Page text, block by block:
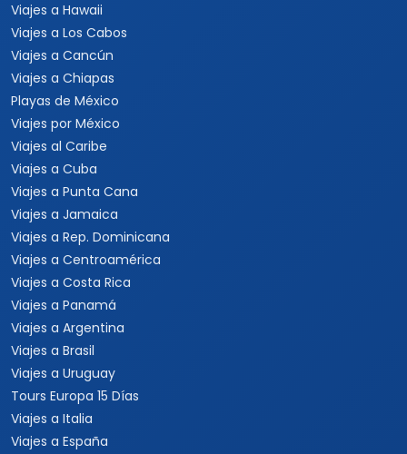
Viajes a Hawaii
Viajes a Los Cabos
Viajes a Cancún
Viajes a Chiapas
Playas de México
Viajes por México
Viajes al Caribe
Viajes a Cuba
Viajes a Punta Cana
Viajes a Jamaica
Viajes a Rep. Dominicana
Viajes a Centroamérica
Viajes a Costa Rica
Viajes a Panamá
Viajes a Argentina
Viajes a Brasil
Viajes a Uruguay
Tours Europa 15 Días
Viajes a Italia
Viajes a España